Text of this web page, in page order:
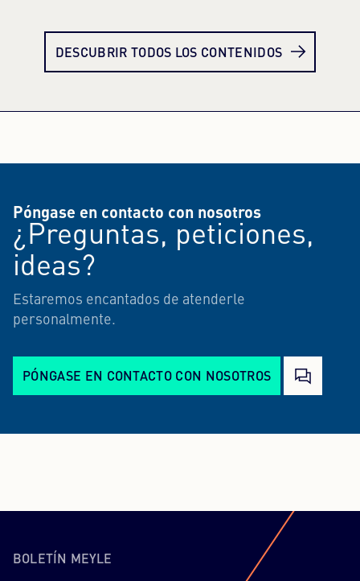
DESCUBRIR TODOS LOS CONTENIDOS
Póngase en contacto con nosotros
¿Preguntas, peticiones,
ideas?
Estaremos encantados de atenderle
personalmente.
PÓNGASE EN CONTACTO CON NOSOTROS
BOLETÍN MEYLE